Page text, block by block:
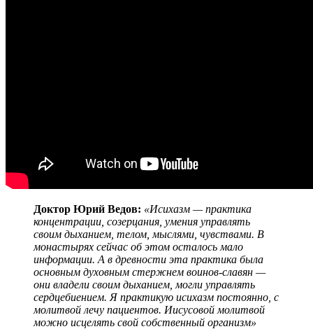
Доктор Юрий Ведов: «Исихазм — практика
концентрации, созерцания, умения управлять
своим дыханием, телом, мыслями, чувствами. В
монастырях сейчас об этом осталось мало
информации. А в древности эта практика была
основным духовным стержнем воинов-славян —
они владели своим дыханием, могли управлять
сердцебиением. Я практикую исихазм постоянно, с
молитвой лечу пациентов. Иисусовой молитвой
можно исцелять свой собственный организм»